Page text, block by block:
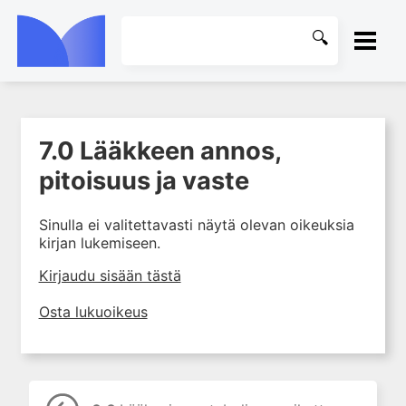
1. Johdanto farmakologiaan
2. Lääkkeiden kemia
4. Lääkeaineiden
vaikutusmekanismit: reseptorit*
5. Farmakokinetiikka
6. Vierasainemetabolia
vaste
pitoisuus ja vaste
7.0 Lääkkeen annos,
pitoisuus ja vaste
Sinulla ei valitettavasti näytä olevan oikeuksia
kirjan lukemiseen.
Kirjaudu sisään tästä
Osta lukuoikeus